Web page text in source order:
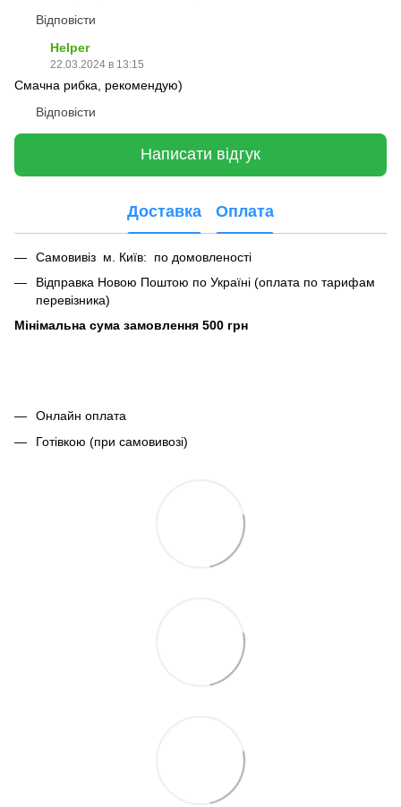
Відповісти
Helper
22.03.2024 в 13:15
Смачна рибка, рекомендую)
Відповісти
Написати відгук
Доставка Оплата
Самовивіз м. Київ: по домовленості
Відправка Новою Поштою по Україні (оплата по тарифам
перевізника)
Мінімальна сума замовлення 500 грн
Онлайн оплата
Готівкою (при самовивозі)